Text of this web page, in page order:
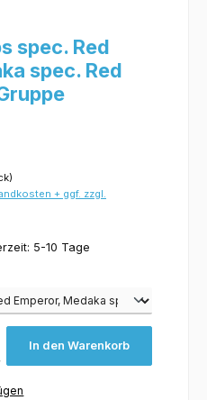
spec. Red
spec. Red
+ ggf. zzgl.
5-10 Tage
In den Warenkorb